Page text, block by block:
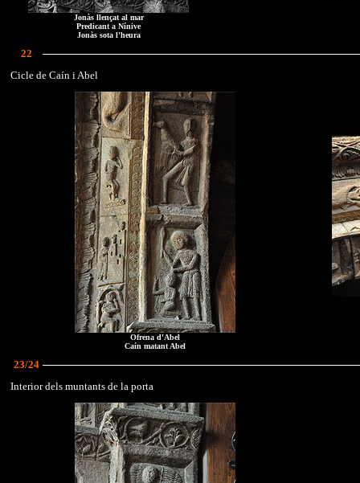
Jonàs llençat al mar
Predicant a Nínive
Jonàs sota l'heura
22
Cicle de Caín i Abel
Ofrena d'Abel
Caín matant Abel
23/24
Interior dels muntants de la porta